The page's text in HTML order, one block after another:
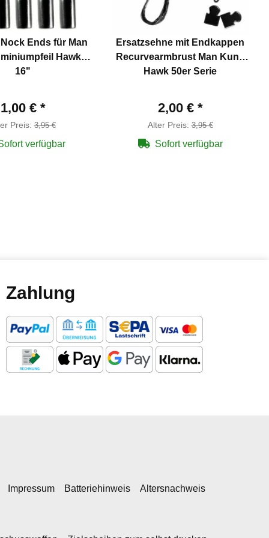
Ends für Man
Hawk®
16"
1,00 € *
Preis:3,95 €
verfügbar
Ersatzsehne mit Endkappen
Recurvearmbrust Man Kung
Hawk 50er Serie
2,00 € *
Alter Preis:3,95 €
Sofort verfügbar
Zahlung
Impressum Batteriehinweis Altersnachweis